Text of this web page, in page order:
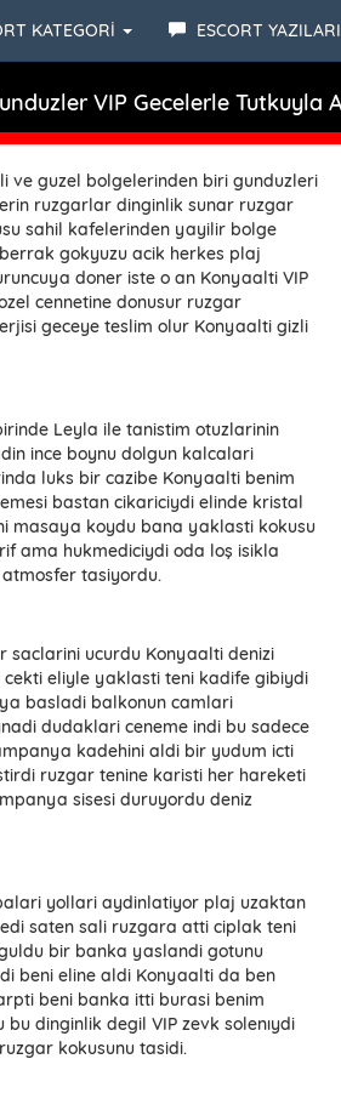
KATEGORİ ESCORT YAZILARI
VIP Gecelerle Tutkuyla
ve guzel bolgelerinden biri gunduzleri
ruzgarlar dinginlik sunar ruzgar
sahil kafelerinden yayilir bolge
gokyuzu acik herkes plaj
doner iste o an Konyaalti VIP
cennetine donusur ruzgar
geceye teslim olur Konyaalti gizli
Leyla ile tanistim otuzlarinin
ince boynu dolgun kalcalari
luks bir cazibe Konyaalti benim
bastan cikariciydi elinde kristal
masaya koydu bana yaklasti kokusu
ama hukmediciydi oda loş isikla
tasiyordu.
saclarini ucurdu Konyaalti denizi
eliyle yaklasti teni kadife gibiydi
basladi balkonun camlari
dudaklari ceneme indi bu sadece
kadehini aldi bir yudum icti
ruzgar tenine karisti her hareketi
sisesi duruyordu deniz
yollari aydinlatiyor plaj uzaktan
saten sali ruzgara atti ciplak teni
bir banka yaslandi gotunu
beni eline aldi Konyaalti da ben
beni banka itti burasi benim
dinginlik degil VIP zevk solenıydi
kokusunu tasidi.